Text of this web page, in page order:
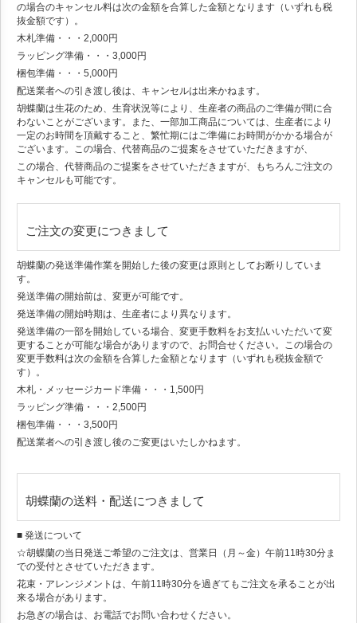
の場合のキャンセル料は次の金額を合算した金額となります（いずれも税
抜金額です）。
木札準備・・・2,000円
ラッピング準備・・・3,000円
梱包準備・・・5,000円
配送業者への引き渡し後は、キャンセルは出来かねます。
胡蝶蘭は生花のため、生育状況等により、生産者の商品のご準備が間に合
わないことがございます。また、一部加工商品については、生産者により
一定のお時間を頂戴すること、繁忙期にはご準備にお時間がかかる場合が
ございます。この場合、代替商品のご提案をさせていただきますが、
この場合、代替商品のご提案をさせていただきますが、もちろんご注文の
キャンセルも可能です。
ご注文の変更につきまして
胡蝶蘭の発送準備作業を開始した後の変更は原則としてお断りしていま
す。
発送準備の開始前は、変更が可能です。
発送準備の開始時期は、生産者により異なります。
発送準備の一部を開始している場合、変更手数料をお支払いいただいて変
更することが可能な場合がありますので、お問合せください。この場合の
変更手数料は次の金額を合算した金額となります（いずれも税抜金額で
す）。
木札・メッセージカード準備・・・1,500円
ラッピング準備・・・2,500円
梱包準備・・・3,500円
配送業者への引き渡し後のご変更はいたしかねます。
胡蝶蘭の送料・配送につきまして
■ 発送について
☆胡蝶蘭の当日発送ご希望のご注文は、営業日（月～金）午前11時30分ま
での受付とさせていただきます。
花束・アレンジメントは、午前11時30分を過ぎてもご注文を承ることが出
来る場合があります。
お急ぎの場合は、お電話でお問い合わせください。